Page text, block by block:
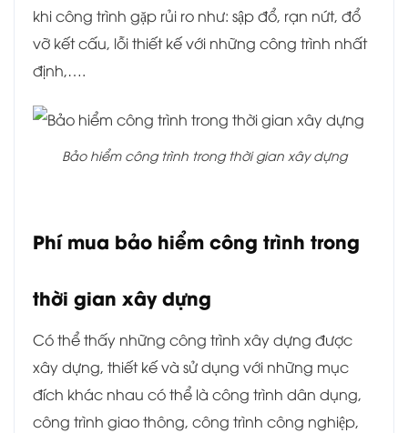
khi công trình gặp rủi ro như: sập đổ, rạn nứt, đổ
vỡ kết cấu, lỗi thiết kế với những công trình nhất
định,….
Bảo hiểm công trình trong thời gian xây dựng
Phí mua bảo hiểm công trình trong
thời gian xây dựng
Có thể thấy những công trình xây dựng được
xây dựng, thiết kế và sử dụng với những mục
đích khác nhau có thể là công trình dân dụng,
công trình giao thông, công trình công nghiệp,